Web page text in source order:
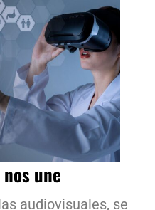
une
audiovisuales, se